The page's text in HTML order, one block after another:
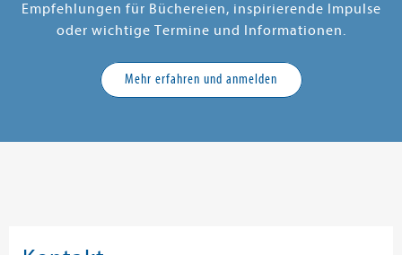
Empfehlungen für Büchereien, inspirierende Impulse
oder wichtige Termine und Informationen.
Mehr erfahren und anmelden